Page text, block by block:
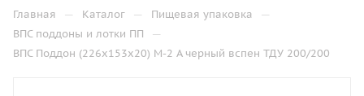
Главная — Каталог — Пищевая упаковка —
ВПС поддоны и лотки ПП —
ВПС Поддон (226х153х20) М-2 А черный вспен ТДУ 200/200